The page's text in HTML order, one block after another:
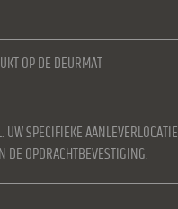
OP DE DEURMAT
SPECIFIEKE AANLEVERLOCATIE
DE OPDRACHTBEVESTIGING.